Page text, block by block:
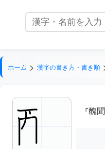
ホーム 漢字の書き方・書き順
「醜聞